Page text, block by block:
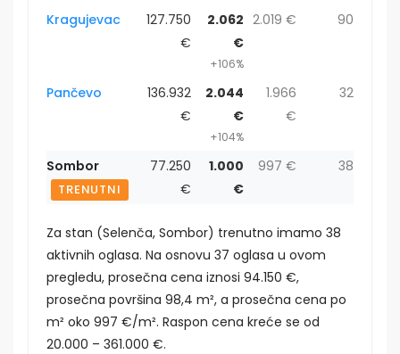
Kragujevac
127.750
€
2.062
€
+106%
2.019 € 90
Pančevo
136.932
€
2.044
€
+104%
1.966
€
32
Sombor
TRENUTNI
77.250
€
1.000
€
997 € 38
Za stan (Selenča, Sombor) trenutno imamo 38
aktivnih oglasa. Na osnovu 37 oglasa u ovom
pregledu, prosečna cena iznosi 94.150 €,
prosečna površina 98,4 m², a prosečna cena po
m² oko 997 €/m². Raspon cena kreće se od
20.000 – 361.000 €.